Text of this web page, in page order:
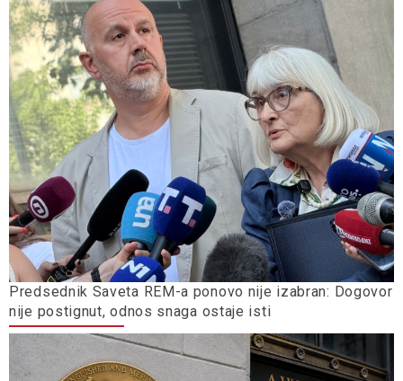
Predsednik Saveta REM-a ponovo nije izabran: Dogovor
nije postignut, odnos snaga ostaje isti